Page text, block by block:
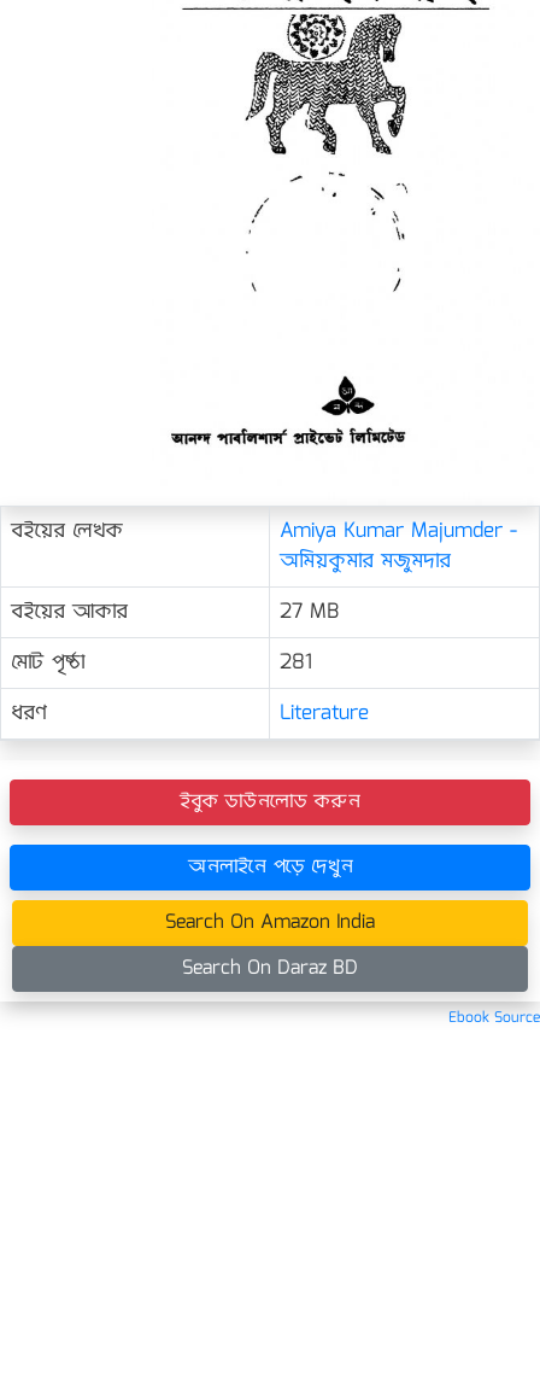
বইয়ের লেখক
Amiya Kumar Majumder -
অমিয়কুমার মজুমদার
বইয়ের আকার
27 MB
মোট পৃষ্ঠা
281
ধরণ
Literature
ইবুক ডাউনলোড করুন
অনলাইনে পড়ে দেখুন
Search On Amazon India
Search On Daraz BD
Ebook Source